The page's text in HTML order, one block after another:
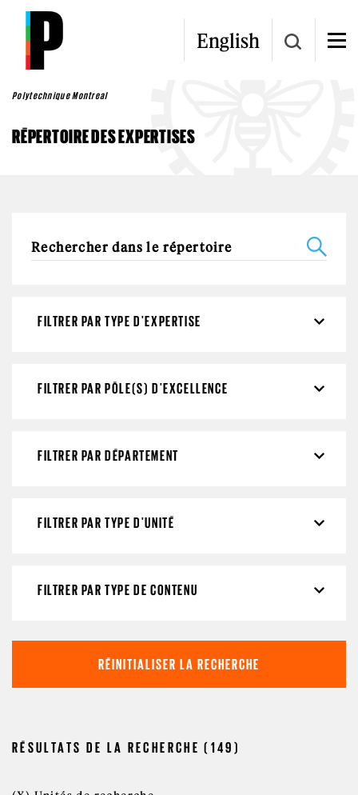
Aller au contenu principal
English
Polytechnique Montreal
RÉPERTOIRE DES EXPERTISES
FILTRER PAR TYPE D'EXPERTISE
FILTRER PAR PÔLE(S) D'EXCELLENCE
FILTRER PAR DÉPARTEMENT
FILTRER PAR TYPE D'UNITÉ
FILTRER PAR TYPE DE CONTENU
RÉINITIALISER LA RECHERCHE
RÉSULTATS DE LA RECHERCHE (149)